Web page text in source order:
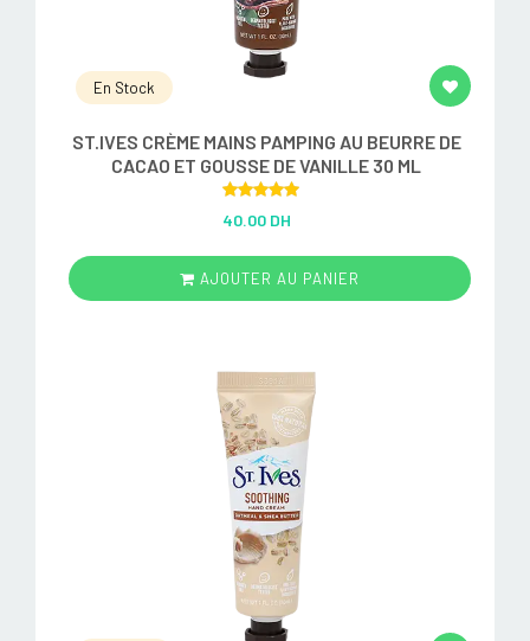
En Stock
ST.IVES CRÈME MAINS PAMPING AU BEURRE DE
CACAO ET GOUSSE DE VANILLE 30 ML
out of 5
40.00 DH
AJOUTER AU PANIER